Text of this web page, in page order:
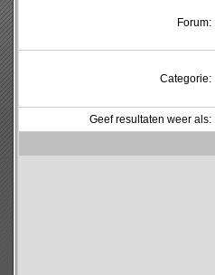
Forum:
Categorie:
Geef resultaten weer als: